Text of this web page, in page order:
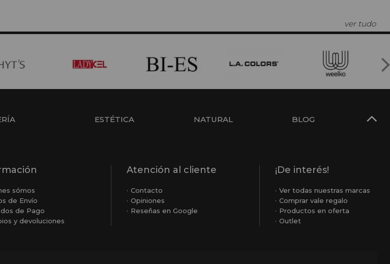
ver tudo
ESTÉTICA NATURAL BLOG
sómos
de Envío
de Pago
y devoluciones
Atención al cliente
Contacto
Opiniones
Reseñas en Google
¡De interés!
Ver todas nuestras marcas
Comprar vale regalo
Productos en oferta
Outlet